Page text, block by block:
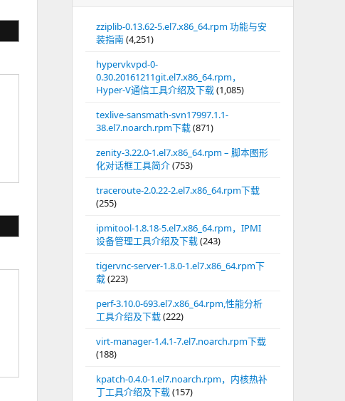
zziplib-0.13.62-5.el7.x86_64.rpm 功能与安
装指南(4,251)
hypervkvpd-0-
0.30.20161211git.el7.x86_64.rpm，
Hyper-V通信工具介绍及下载(1,085)
texlive-sansmath-svn17997.1.1-
38.el7.noarch.rpm下载(871)
zenity-3.22.0-1.el7.x86_64.rpm – 脚本图形
化对话框工具简介(753)
traceroute-2.0.22-2.el7.x86_64.rpm下载
(255)
ipmitool-1.8.18-5.el7.x86_64.rpm，IPMI
设备管理工具介绍及下载(243)
tigervnc-server-1.8.0-1.el7.x86_64.rpm下
载(223)
perf-3.10.0-693.el7.x86_64.rpm,性能分析
工具介绍及下载(222)
virt-manager-1.4.1-7.el7.noarch.rpm下载
(188)
kpatch-0.4.0-1.el7.noarch.rpm，内核热补
丁工具介绍及下载(157)